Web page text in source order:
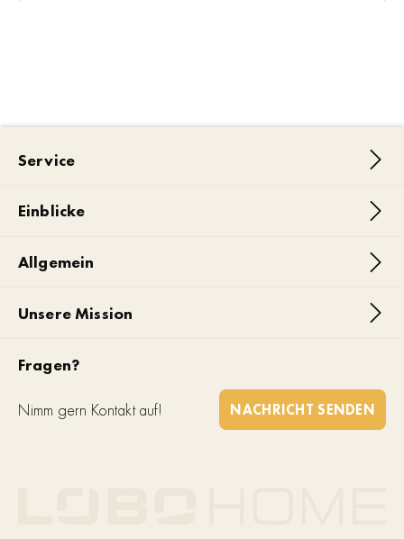
Service
Einblicke
Allgemein
Unsere Mission
Fragen?
Nimm gern Kontakt auf! NACHRICHT SENDEN